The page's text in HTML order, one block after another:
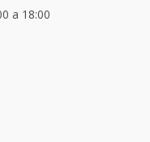
a 18:00